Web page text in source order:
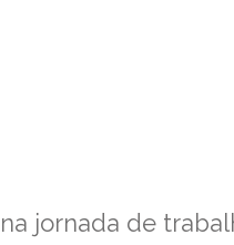
jornada de